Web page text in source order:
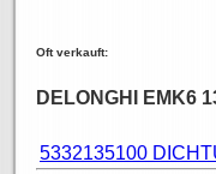
Oft verkauft:
DELONGHI EMK6
5332135100